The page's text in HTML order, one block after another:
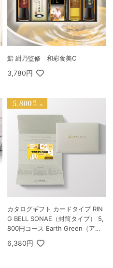
鮨 紺乃監修 和彩食美C
3,780円
カタログギフト カードタイプ RIN
G BELL SONAE（封筒タイプ） 5,
800円コース Earth Green（アー
スグリーン）
6,380円